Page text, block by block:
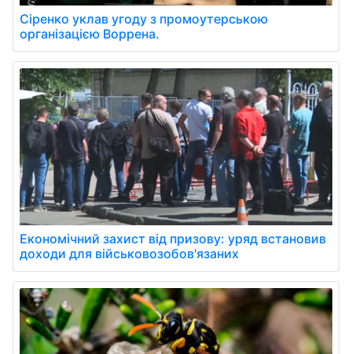
Сіренко уклав угоду з промоутерською
організацією Воррена.
Економічний захист від призову: уряд встановив
доходи для військовозобов'язаних